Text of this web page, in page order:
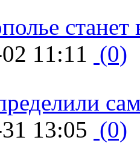
11:11 (0)
13:05 (0)